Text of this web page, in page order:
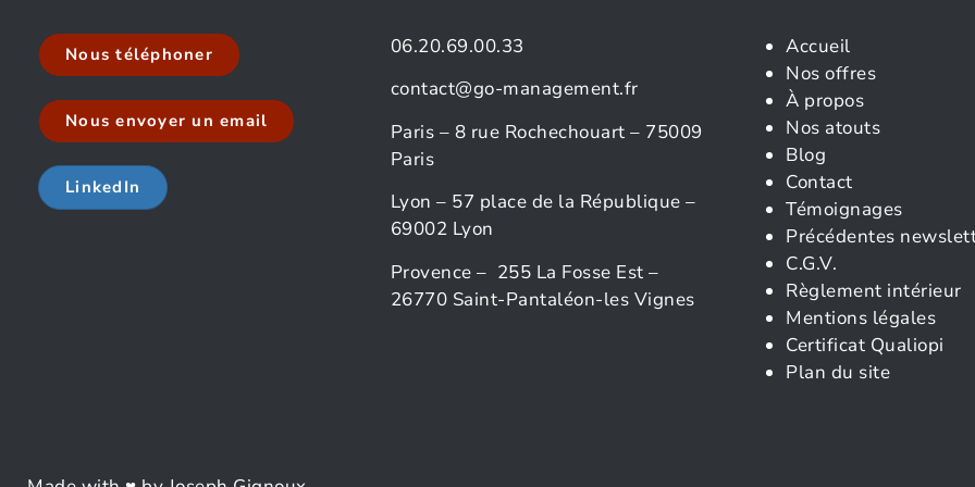
Nous téléphoner
Nous envoyer un email
LinkedIn
06.20.69.00.33
contact@go-management.fr
Paris – 8 rue Rochechouart – 75009
Paris
Lyon – 57 place de la République –
69002 Lyon
Provence – 255 La Fosse Est –
26770 Saint-Pantaléon-les Vignes
Accueil
Nos offres
À propos
Nos atouts
Blog
Contact
Témoignages
Précédentes
C.G.V.
Règlement intérieur
Mentions légales
Certificat Qualiopi
Plan du site